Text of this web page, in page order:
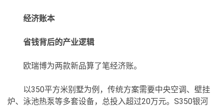
经济账本
省钱背后的产业逻辑
欧瑞博为两款新品算了笔经济账。
以350平方米别墅为例，传统方案需要中央空调、壁挂
炉、泳池热泵等多套设备，总投入超过20万元。S350银河